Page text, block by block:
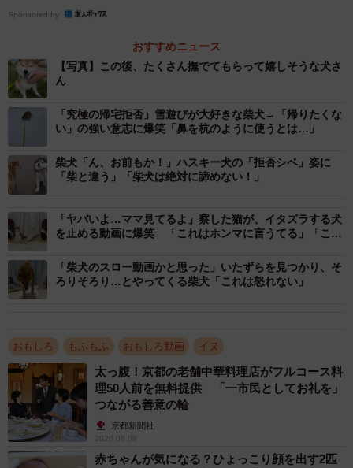
「大好きな人」の姿を見つけて尻尾をプリプリしていた柴犬、ハルちゃ
ん。夏は冷んやりグッズをつけてお散歩します☆（提供：柴犬ハルさ
ん）
「大好きな人」かな？合ってるかな？
Sponsored by
おすすめニュース
【写真】この後、たくさん撫でてもらって嬉しそうな犬さ
ん
「究極の帰宅拒否」雪遊びが大好きな柴犬→「帰りたくな
い」の強い意志に爆笑「鼻を杭のように使うとは…」
柴犬「ん、お前もか！」ハスキー犬の「拒否シベ」姿に
「柴と違う」「柴犬は絶対に諦めない！」
「ヤバいよ…ママ見てるよ」察した猫が、イタズラする犬
を止める動画に爆笑 「これはホンマに言うてる」「こっ
「柴犬のスロー動画かと思った」いたずらを見つかり、そ
ろりそろり…とやってくる柴犬「これは怒れない」
おもしろ もふもふ おもしろ動画 イヌ
太っ腹！京都の老舗中華料理店がフルコース料
理50人前を無料提供 「一市民としてお礼を」
つながる善意の輪
京都新聞社
2026.08.08
赤ちゃんが気になる？ひょっこり顔を出す2匹